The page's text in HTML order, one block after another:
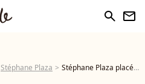
search newsletter
Stéphane Plaza Stéphane Plaza placé en garde à vue après une perquisition à son domicile dans les Yvelines